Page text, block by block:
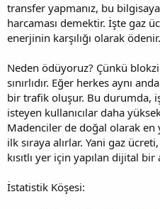
transfer yapmanız, bu
harcaması demektir. İşte gaz
enerjinin karşılığı olarak ödenir.
Neden ödüyoruz? Çünkü
sınırlıdır. Eğer herkes aynı
bir trafik oluşur. Bu durumda,
isteyen kullanıcılar daha
Madenciler de doğal olarak
ilk sıraya alırlar. Yani gaz
kısıtlı yer için yapılan dijital bir
İstatistik Köşesi: